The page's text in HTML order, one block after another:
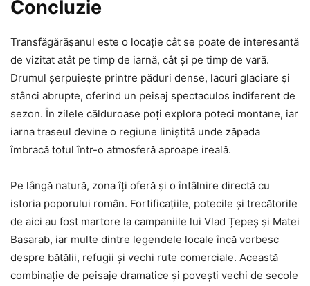
Concluzie
Transfăgărășanul este o locație cât se poate de interesantă
de vizitat atât pe timp de iarnă, cât și pe timp de vară.
Drumul șerpuiește printre păduri dense, lacuri glaciare și
stânci abrupte, oferind un peisaj spectaculos indiferent de
sezon. În zilele călduroase poți explora poteci montane, iar
iarna traseul devine o regiune liniștită unde zăpada
îmbracă totul într-o atmosferă aproape ireală.
Pe lângă natură, zona îți oferă și o întâlnire directă cu
istoria poporului român. Fortificațiile, potecile și trecătorile
de aici au fost martore la campaniile lui Vlad Țepeș și Matei
Basarab, iar multe dintre legendele locale încă vorbesc
despre bătălii, refugii și vechi rute comerciale. Această
combinație de peisaje dramatice și povești vechi de secole